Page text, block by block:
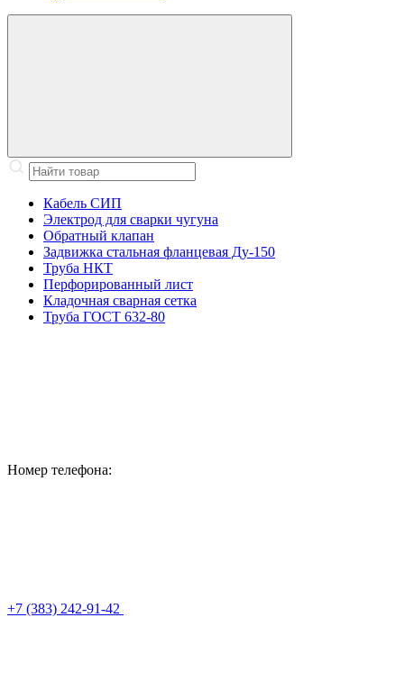
Кабель СИП
Электрод для сварки чугуна
Обратный клапан
Задвижка стальная фланцевая Ду-150
Труба НКТ
Перфорированный лист
Кладочная сварная сетка
Труба ГОСТ 632-80
Номер телефона:
+7 (383) 242-91-42